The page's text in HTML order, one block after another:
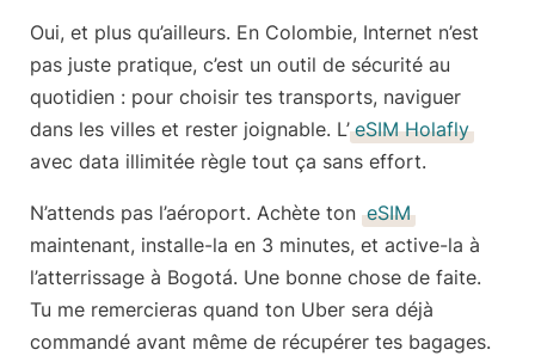
Oui, et plus qu’ailleurs. En Colombie, Internet n’est
pas juste pratique, c’est un outil de sécurité au
quotidien : pour choisir tes transports, naviguer
dans les villes et rester joignable. L’ eSIM Holafly
avec data illimitée règle tout ça sans effort.
N’attends pas l’aéroport. Achète ton eSIM
maintenant, installe-la en 3 minutes, et active-la à
l’atterrissage à Bogotá. Une bonne chose de faite.
Tu me remercieras quand ton Uber sera déjà
commandé avant même de récupérer tes bagages.